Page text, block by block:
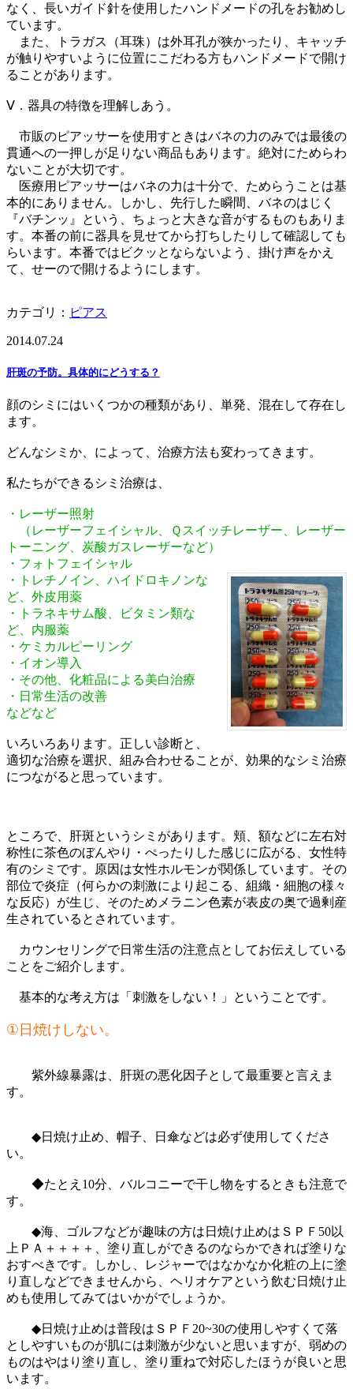
なく、長いガイド針を使用したハンドメードの孔をお勧めし
ています。
また、トラガス（耳珠）は外耳孔が狭かったり、キャッチ
が触りやすいように位置にこだわる方もハンドメードで開け
ることがあります。
Ⅴ．器具の特徴を理解しあう。
市販のピアッサーを使用すときはバネの力のみでは最後の
貫通への一押しが足りない商品もあります。絶対にためらわ
ないことが大切です。
医療用ピアッサーはバネの力は十分で、ためらうことは基
本的にありません。しかし、先行した瞬間、バネのはじく
『バチンッ』という、ちょっと大きな音がするものもありま
す。本番の前に器具を見せてから打ちしたりして確認しても
らいます。本番ではビクッとならないよう、掛け声をかえ
て、せーので開けるようにします。
カテゴリ： ピアス
2014.07.24
肝斑の予防。具体的にどうする？
顔のシミにはいくつかの種類があり、単発、混在して存在し
ます。
どんなシミか、によって、治療方法も変わってきます。
私たちができるシミ治療は、
・レーザー照射
（レーザーフェイシャル、Ｑスイッチレーザー、レーザー
トーニング、炭酸ガスレーザーなど）
・フォトフェイシャル
・トレチノイン、ハイドロキノンな
ど、外皮用薬
・トラネキサム酸、ビタミン類な
ど、内服薬
・ケミカルピーリング
・イオン導入
・その他、化粧品による美白治療
・日常生活の改善
などなど
いろいろあります。正しい診断と、
適切な治療を選択、組み合わせることが、効果的なシミ治療
につながると思っています。
ところで、肝斑というシミがあります。頬、額などに左右対
称性に茶色のぼんやり・ぺったりした感じに広がる、女性特
有のシミです。原因は女性ホルモンが関係しています。その
部位で炎症（何らかの刺激により起こる、組織・細胞の様々
な反応）が生じ、そのためメラニン色素が表皮の奥で過剰産
生されているとされています。
カウンセリングで日常生活の注意点としてお伝えしている
ことをご紹介します。
基本的な考え方は「刺激をしない！」ということです。
①日焼けしない。
紫外線暴露は、肝斑の悪化因子として最重要と言えま
す。
◆日焼け止め、帽子、日傘などは必ず使用してくださ
い。
◆たとえ10分、バルコニーで干し物をするときも注意で
す。
◆海、ゴルフなどが趣味の方は日焼け止めはＳＰＦ50以
上ＰＡ＋＋＋＋、塗り直しができるのならかできれば塗りな
おすべきです。しかし、レジャーではなかなか化粧の上に塗
り直しなどできませんから、ヘリオケアという飲む日焼け止
めも使用してみてはいかがでしょうか。
◆日焼け止めは普段はＳＰＦ20~30の使用しやすくて落
としやすいものが肌には刺激が少ないと思いますが、弱めの
ものはやはり塗り直し、塗り重ねで対応したほうが良いと思
います。